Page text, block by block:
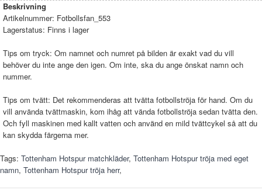
Beskrivning
Artikelnummer: Fotbollsfan_553
Lagerstatus: Finns i lager
Tips om tryck: Om namnet och numret på bilden är exakt vad du vill
behöver du inte ange den igen. Om inte, ska du ange önskat namn och
nummer.
Tips om tvätt: Det rekommenderas att tvätta fotbollströja för hand. Om du
vill använda tvättmaskin, kom ihåg att vända fotbollströja sedan tvätta den.
Och fyll maskinen med kallt vatten och använd en mild tvättcykel så att du
kan skydda färgerna mer.
Tags: Tottenham Hotspur matchkläder, Tottenham Hotspur tröja med eget
namn, Tottenham Hotspur tröja herr,